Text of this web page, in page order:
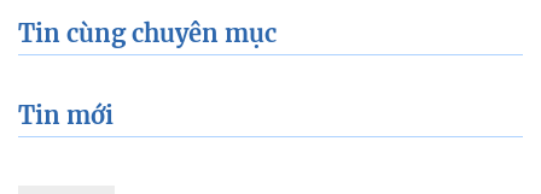
Tin cùng chuyên mục
Tin mới